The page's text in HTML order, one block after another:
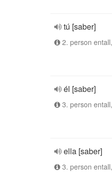
tú [saber]
2. person
él [saber]
3. person
ella [saber]
3. person